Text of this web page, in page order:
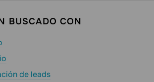
BUSCADO CON
de leads